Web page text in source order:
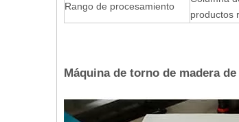
Rango de procesamiento
productos
Máquina de torno de madera